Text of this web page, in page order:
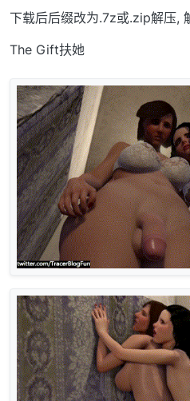
下载后后缀改为.7z或.zip解压,
The Gift扶她